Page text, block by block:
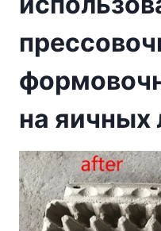
на яичных